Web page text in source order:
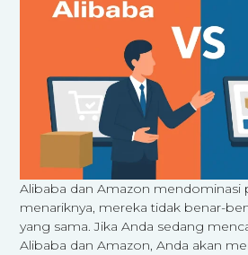
Alibaba dan Amazon mendominasi
menariknya, mereka tidak benar-
yang sama. Jika Anda sedang
Alibaba dan Amazon, Anda akan